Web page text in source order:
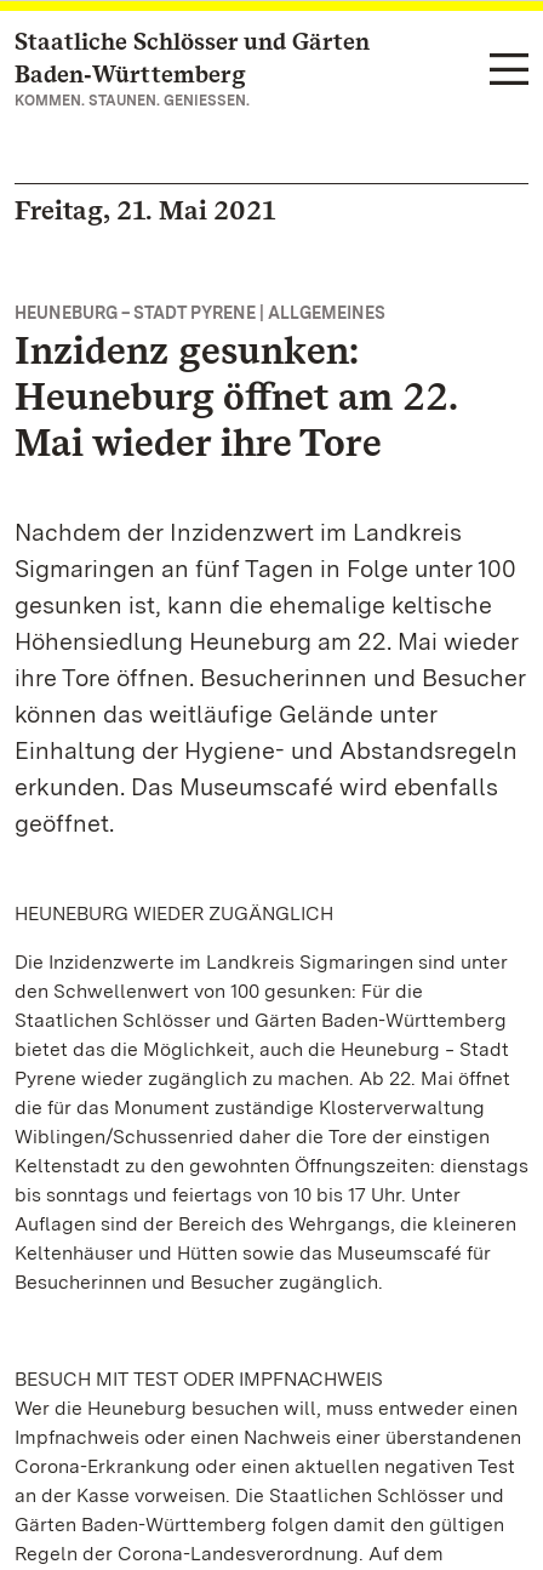
Zum Hauptinhalt springen
Staatliche Schlösser und Gärten
Baden‑Württemberg
KOMMEN. STAUNEN. GENIESSEN.
Freitag, 21. Mai 2021
HEUNEBURG – STADT PYRENE | ALLGEMEINES
Inzidenz gesunken:
Heuneburg öffnet am 22.
Mai wieder ihre Tore
Nachdem der Inzidenzwert im Landkreis
Sigmaringen an fünf Tagen in Folge unter 100
gesunken ist, kann die ehemalige keltische
Höhensiedlung Heuneburg am 22. Mai wieder
ihre Tore öffnen. Besucherinnen und Besucher
können das weitläufige Gelände unter
Einhaltung der Hygiene- und Abstandsregeln
erkunden. Das Museumscafé wird ebenfalls
geöffnet.
HEUNEBURG WIEDER ZUGÄNGLICH
Die Inzidenzwerte im Landkreis Sigmaringen sind unter
den Schwellenwert von 100 gesunken: Für die
Staatlichen Schlösser und Gärten Baden-Württemberg
bietet das die Möglichkeit, auch die Heuneburg ‒ Stadt
Pyrene wieder zugänglich zu machen. Ab 22. Mai öffnet
die für das Monument zuständige Klosterverwaltung
Wiblingen/Schussenried daher die Tore der einstigen
Keltenstadt zu den gewohnten Öffnungszeiten: dienstags
bis sonntags und feiertags von 10 bis 17 Uhr. Unter
Auflagen sind der Bereich des Wehrgangs, die kleineren
Keltenhäuser und Hütten sowie das Museumscafé für
Besucherinnen und Besucher zugänglich.
BESUCH MIT TEST ODER IMPFNACHWEIS
Wer die Heuneburg besuchen will, muss entweder einen
Impfnachweis oder einen Nachweis einer überstandenen
Corona-Erkrankung oder einen aktuellen negativen Test
an der Kasse vorweisen. Die Staatlichen Schlösser und
Gärten Baden-Württemberg folgen damit den gültigen
Regeln der Corona-Landesverordnung. Auf dem